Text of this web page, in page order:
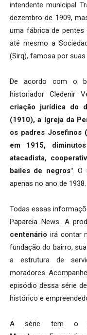
intendente municipal
dezembro de 1909,
uma fábrica de pentes
até mesmo a
(Sirq), famosa por
De acordo com o
historiador Cledenir
criação jurídica do
(1910), a Igreja da
os padres Josefinos
em 1915,
atacadista,
bailes de negros". O
apenas no ano de 1938.
Todas essas
Papareia News. A
centenário irá contar
fundação do bairro,
a estrutura de
moradores.
episódio dessa série
histórico e
A série tem o